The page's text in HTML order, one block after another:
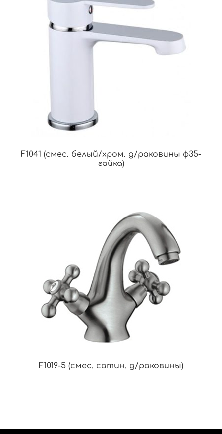
F1041 (смес. белый/хром. д/раковины ф35-
гайка)
F1019-5 (смес. сатин. д/раковины)